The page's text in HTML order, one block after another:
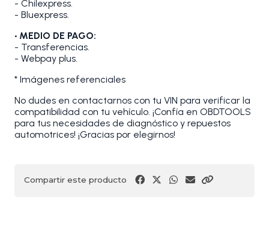
- Chilexpress.
- Bluexpress.
• MEDIO DE PAGO:
- Transferencias.
- Webpay plus.
* Imágenes referenciales
No dudes en contactarnos con tu VIN para verificar la
compatibilidad con tu vehículo. ¡Confía en OBDTOOLS
para tus necesidades de diagnóstico y repuestos
automotrices! ¡Gracias por elegirnos!
Compartir este producto